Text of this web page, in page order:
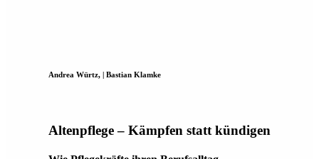
Andrea Würtz, | Bastian Klamke
Altenpflege – Kämpfen statt kündigen